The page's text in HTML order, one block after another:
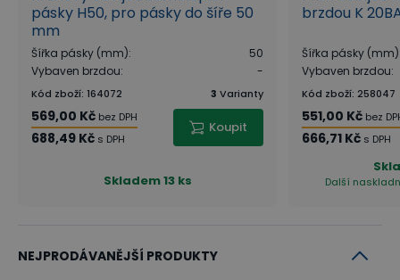
pásky H50, pro pásky do šíře 50
mm
Šířka pásky (mm):
50
Vybaven brzdou: -
Kód zboží: 164072 3 Varianty
569,00 Kč bez DPH
688,49 Kč s DPH
Koupit
Skladem13 ks
brzdou K
Šířka pásky (mm)
Vybaven brzdou:
Kód zboží: 258047
551,00 Kč bez
666,71 Kč s DPH
Další
NEJPRODÁVANĚJŠÍ PRODUKTY